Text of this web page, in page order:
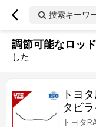
捜索キーワ
調節可能なロッド
した
トヨ
タビ
トヨタ